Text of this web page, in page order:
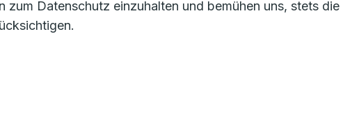
Datenschutz einzuhalten und bemühen uns, stets